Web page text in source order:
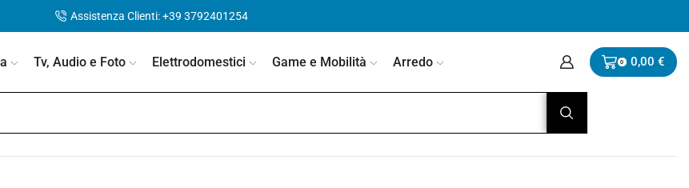
Assistenza Clienti: +39 3792401254
Tv, Audio e Foto Elettrodomestici Game e Mobilità Arredo 0 0,00 €